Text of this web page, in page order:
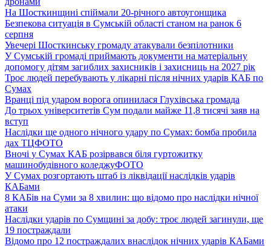
На Шосткинщині спіймали 20-річного автоугонщика
Безпекова ситуація в Сумській області станом на ранок 6
серпня
Увечері Шосткинську громаду атакували безпілотники
У Сумській громаді приймають документи на матеріальну
допомогу дітям загиблих захисників і захисниць на 2027 рік
Троє людей перебувають у лікарні після нічних ударів КАБ по
Сумах
Вранці під ударом ворога опинилася Глухівська громада
До трьох університетів Сум подали майже 11,8 тисячі заяв на
вступ
Наслідки ще одного нічного удару по Сумах: бомба пробила
дах ТЦФОТО
Вночі у Сумах КАБ розірвався біля гуртожитку
машинобудівного коледжуФОТО
У Сумах розгортають штаб із ліквідації наслідків ударів
КАБами
8 КАБів на Суми за 8 хвилин: що відомо про наслідки нічної
атаки
Наслідки ударів по Сумщині за добу: троє людей загинули, ще
19 постраждали
Відомо про 12 постраждалих внаслідок нічних ударів КАБами